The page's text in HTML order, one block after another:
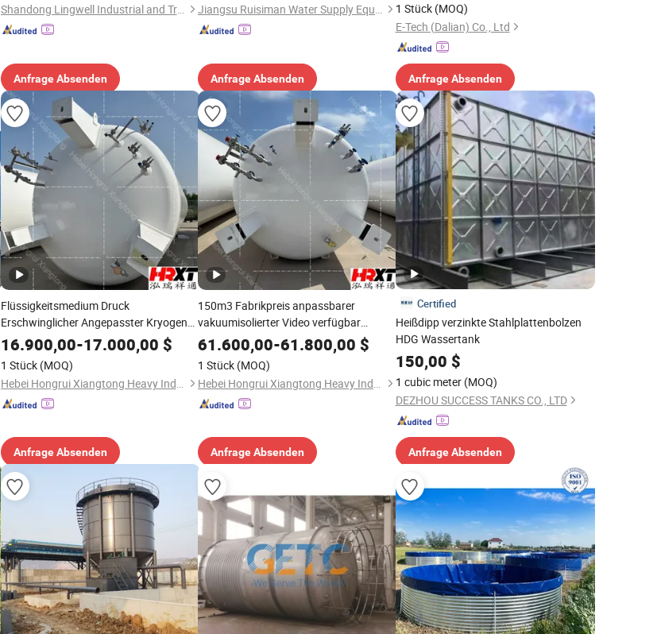
Shandong Lingwell Industrial and Trading Co., Ltd.
Anfrage Absenden
Jiangsu Ruisiman Water Supply Equipment Co., Ltd.
Anfrage Absenden
1 Stück (MOQ)
E-Tech (Dalian) Co., Ltd
Anfrage Absenden
Flüssigkeitsmedium Druck
Erschwinglicher Angepasster Kryogener
Vertikaler Lco2 Lagertank Druckbehälter
Edelstahl Kohlenstoffstahl
16.900,00-17.000,00 $
1 Stück (MOQ)
Hebei Hongrui Xiangtong Heavy Industry Co., Ltd.
Anfrage Absenden
150m3 Fabrikpreis anpassbarer
vakuumisolierter Video verfügbar
langlebiger industrieller vertikaler
horizontaler Flüssigkeit CO2 Lagertank
Druckbehälter Edelstahl
61.600,00-61.800,00 $
1 Stück (MOQ)
Hebei Hongrui Xiangtong Heavy Industry Co., Ltd.
Anfrage Absenden
Certified
Heißdipp verzinkte Stahlplattenbolzen
HDG Wassertank
150,00 $
1 cubic meter (MOQ)
DEZHOU SUCCESS TANKS CO., LTD
Anfrage Absenden